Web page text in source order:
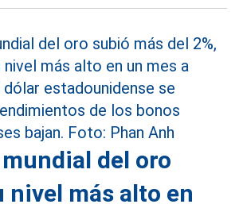
del oro
nivel más alto en